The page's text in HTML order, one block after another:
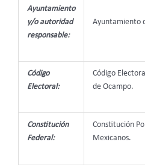
Ayuntamiento
y/o autoridad
responsable:
Ayuntamiento
Código
Electoral:
Código
de Ocampo.
Constitución
Federal:
Constitución
Mexicanos.